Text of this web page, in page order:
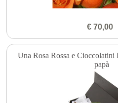
€ 70,00
Una Rosa Rossa e Cioccolatini
papà